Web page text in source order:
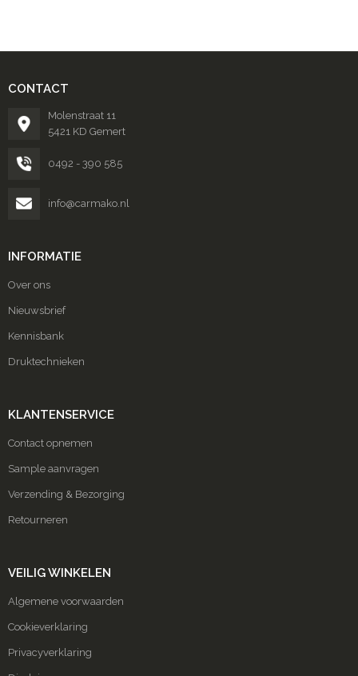
CONTACT
Molenstraat 11
5421 KD Gemert
0492 - 390 585
info@carmako.nl
INFORMATIE
Over ons
Nieuwsbrief
Kennisbank
Druktechnieken
KLANTENSERVICE
Contact opnemen
Sample aanvragen
Verzending & Bezorging
Retourneren
VEILIG WINKELEN
Algemene voorwaarden
Cookieverklaring
Privacyverklaring